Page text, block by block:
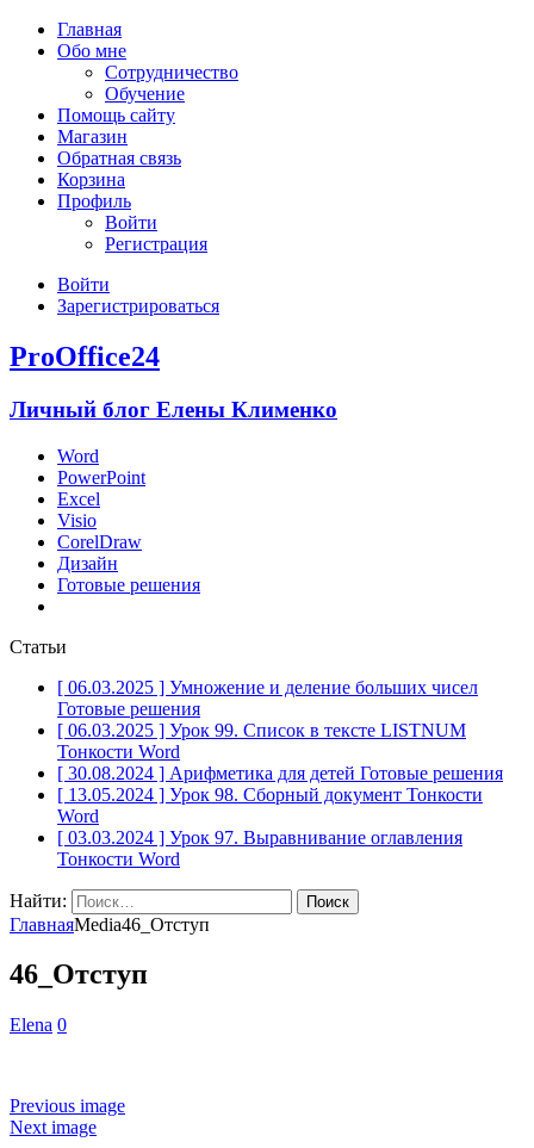
Главная
Обо мне
Сотрудничество
Обучение
Помощь сайту
Магазин
Обратная связь
Корзина
Профиль
Войти
Регистрация
Войти
Зарегистрироваться
ProOffice24
Личный блог Елены Клименко
Word
PowerPoint
Excel
Visio
CorelDraw
Дизайн
Готовые решения
Статьи
[ 06.03.2025 ] Умножение и деление больших чисел
Готовые решения
[ 06.03.2025 ] Урок 99. Список в тексте LISTNUM
Тонкости Word
[ 30.08.2024 ] Арифметика для детей Готовые решения
[ 13.05.2024 ] Урок 98. Сборный документ Тонкости
Word
[ 03.03.2024 ] Урок 97. Выравнивание оглавления
Тонкости Word
Найти:
ГлавнаяMedia46_Отступ
46_Отступ
Elena 0
Previous image
Next image